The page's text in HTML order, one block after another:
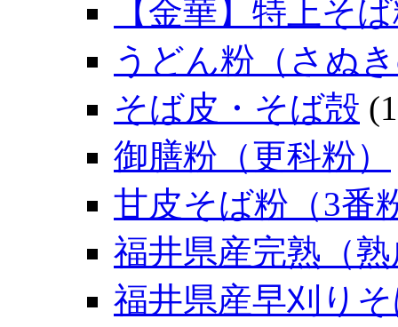
【金華】特上そ
うどん粉（さぬ
そば皮・そば殻
御膳粉（更科粉）
甘皮そば粉（3番
福井県産完熟（
福井県産早刈り